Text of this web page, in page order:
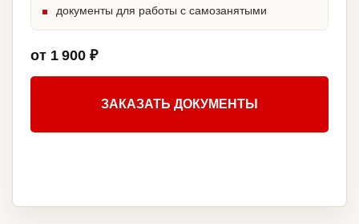
документы для работы с самозанятыми
от 1 900 ₽
ЗАКАЗАТЬ ДОКУМЕНТЫ